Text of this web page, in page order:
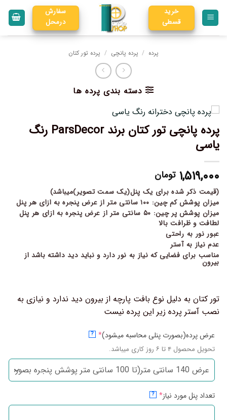
خرید
قسطی
سفارش
درمحل
پرده / پرده پانچی / پرده تور کتان
دسته بندی پرده ها
پرده پانچی تور کتان برند ParsDecor رنگ
یاسی
۱,۵۱۹,۰۰۰ تومان
(قیمت ذکر شده برای یک پنل(یک سمت تصویر)میباشد)
میزان پوشش کم چین: ۱۰۰ سانتی متر از عرض پنجره به ازای هر پنل
میزان پوشش پر چین: ۵۰ سانتی متر از عرض پنجره به ازای هر پنل
لطافت و ظرافت بالا
عبور نور به راحتی
عدم نیاز به آستر
مناسب برای فضایی که نیاز به نور دارد و نباید دید داشته باشد از
بیرون
تور کتان به دلیل نوع بافت پارچه از بیرون دید ندارد و نیازی به
نصب آستر پرده زیر این پرده نیست
عرض پرده(بصورت پنلی محاسبه میشود)*
?
تحویل محصول ۴ تا ۶ روز کاری میباشد.
تعداد پنل مورد نیاز*
?